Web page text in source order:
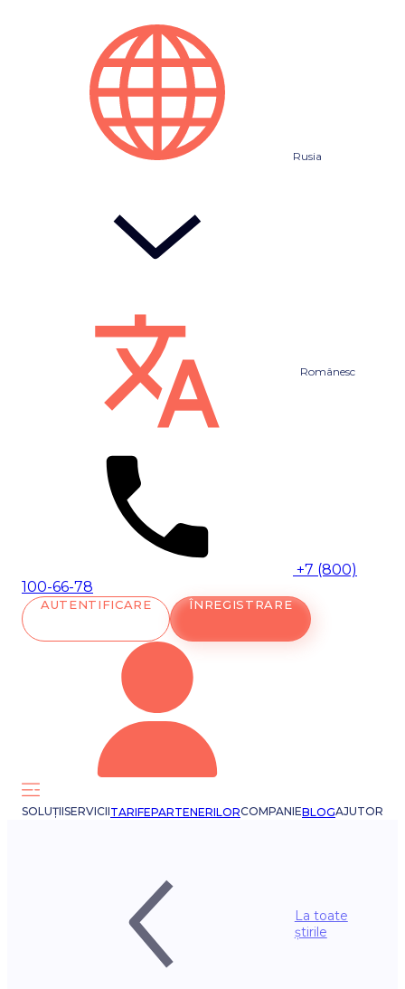
Rusia
Românesc
+7 (800)
100-66-78
AUTENTIFICARE ÎNREGISTRARE
SOLUȚIISERVICIITARIFEPARTENERILORCOMPANIEBLOGAJUTOR
La toate
știrile